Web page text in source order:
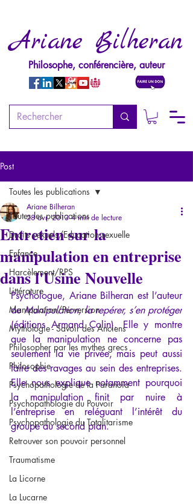
Ariane Bilheran
Philosophe, conférencière, auteur
Post
Toutes les publications
Droits sexuels/Education sexuelle
Enfance
Harcèlement/RPS
Littérature
Manipulation/Perversion
Mythologie - Savoir des Anciens
Philosopher par les mythes grecs
Philosophie
Psychopathologie de la Paranoïa
Psychopathologie du Pouvoir
Psychopathologie du Totalitarisme
Retrouver son pouvoir personnel
Traumatisme
La Licorne
La Lucarne
Toutes les publications
Entretien sur la
manipulation en entreprise
dans l'Usine Nouvelle
Ariane Bilheran
28 avr. 2013 4 min de lecture
Psychologue, Ariane Bilheran est l’auteur
de Manipulation, la repérer, s’en protéger
(éditions Armand Colin). Elle y montre
que la manipulation ne concerne pas
seulement la vie privée, mais peut aussi
faire des ravages au sein des entreprises.
Elle nous explique notamment pourquoi
la manipulation finit par nuire à
l’entreprise en reléguant l’intérêt du
groupe au second plan.